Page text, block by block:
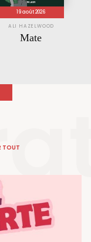
19 août 2026
ALI HAZELWOOD
Mate
TOUT